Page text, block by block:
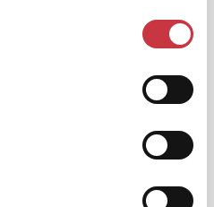
Miljoner i sjön – polisaspiranter
på godtyckliga grunder
grunderna